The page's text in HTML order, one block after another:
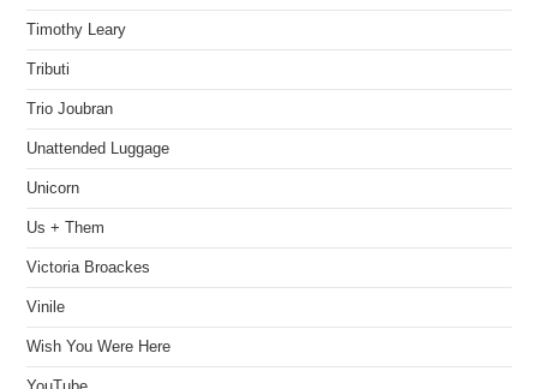
Timothy Leary
Tributi
Trio Joubran
Unattended Luggage
Unicorn
Us + Them
Victoria Broackes
Vinile
Wish You Were Here